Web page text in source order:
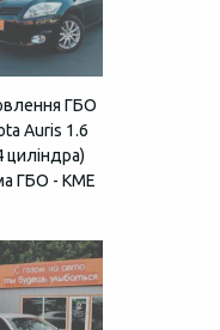
ГБО
Auris 1.6
циліндра)
ГБО - KME